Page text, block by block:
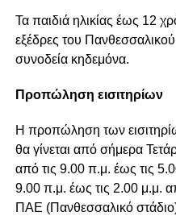
Τα παιδιά ηλικίας έως 12
εξέδρες του
συνοδεία κηδεμόνα.
Προπώληση εισιτηρίων
Η προπώληση των
θα γίνεται από σήμερα
από τις 9.00 π.μ. έως τις
9.00 π.μ. έως τις 2.00 μ.μ.
ΠΑΕ (Πανθεσσαλικό